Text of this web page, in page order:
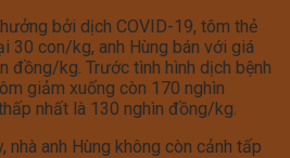
bởi dịch COVID-19, tôm thẻ
30 con/kg, anh Hùng bán với giá
đồng/kg. Trước tình hình dịch bệnh
giảm xuống còn 170 nghìn
nhất là 130 nghìn đồng/kg.
nhà anh Hùng không còn cảnh tấp